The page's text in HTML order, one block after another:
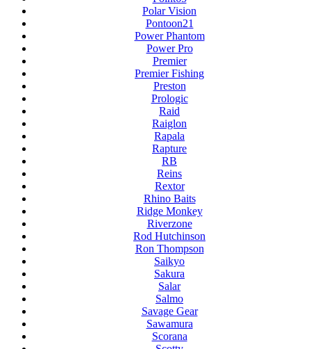
Polar Vision
Pontoon21
Power Phantom
Power Pro
Premier
Premier Fishing
Preston
Prologic
Raid
Raiglon
Rapala
Rapture
RB
Reins
Rextor
Rhino Baits
Ridge Monkey
Riverzone
Rod Hutchinson
Ron Thompson
Saikyo
Sakura
Salar
Salmo
Savage Gear
Sawamura
Scorana